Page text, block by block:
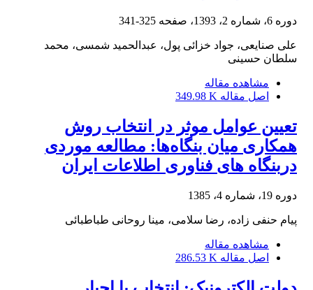
دوره 6، شماره 2، 1393، صفحه 325-341
علی صنایعی، جواد خزائی پول، عبدالحمید شمسی، محمد
سلطان حسینی
مشاهده مقاله
اصل مقاله 349.98 K
تعیین عوامل موثر در انتخاب روش
همکاری میان بنگاه‌ها: مطالعه موردی
دربنگاه های فناوری اطلاعات ایران
دوره 19، شماره 4، 1385
پیام حنفی زاده، رضا سلامی، مینا روحانی طباطبائی
مشاهده مقاله
اصل مقاله 286.53 K